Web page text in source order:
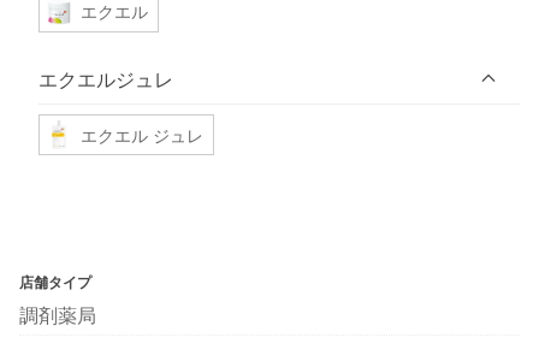
エクエル
エクエルジュレ
エクエル ジュレ
店舗タイプ
調剤薬局